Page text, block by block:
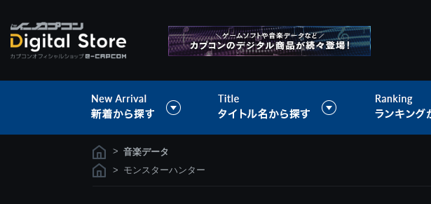
> 音楽データ
> モンスターハンター